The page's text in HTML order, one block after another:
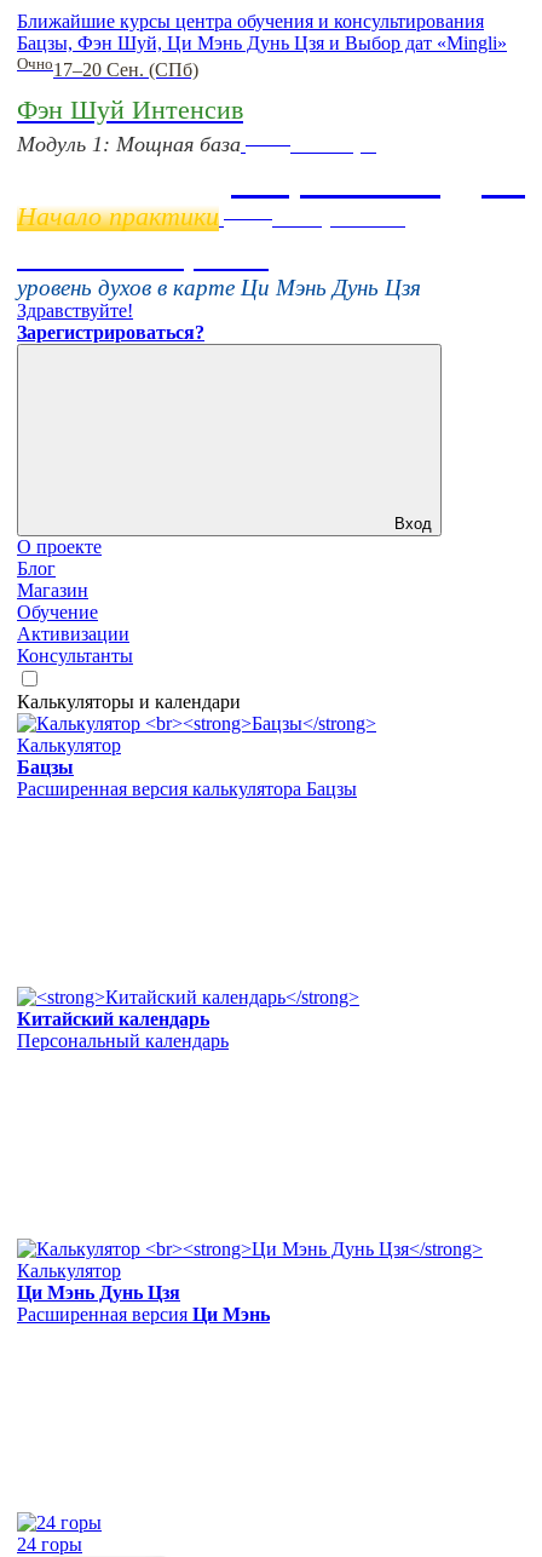
Ближайшие курсы центра обучения и консультирования
Бацзы, Фэн Шуй, Ци Мэнь Дунь Цзя и Выбор дат «Mingli»
Очно17–20 Сен. (СПб)
Фэн Шуй Интенсив
Модуль 1: Мощная база
Начало практики
уровень духов в карте Ци Мэнь Дунь Цзя
Здравствуйте!
Зарегистрироваться?
Вход
О проекте
Блог
Магазин
Обучение
Активизации
Консультанты
Калькуляторы и календари
Калькулятор
Бацзы
Расширенная версия калькулятора Бацзы
Китайский календарь
Персональный календарь
Калькулятор
Ци Мэнь Дунь Цзя
Расширенная версия Ци Мэнь
24 горы